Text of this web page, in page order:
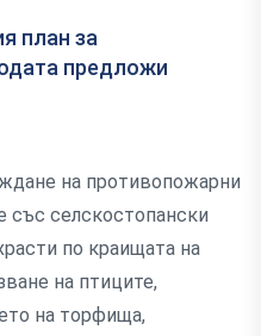
план за
предложи
на противопожарни
със селскостопански
по краищата на
на птиците,
на торфища,